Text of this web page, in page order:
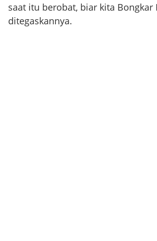
saat itu berobat, biar kita Bongkar
ditegaskannya.